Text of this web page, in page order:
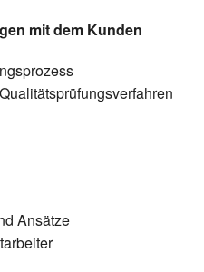
mit dem Kunden
Ansätze